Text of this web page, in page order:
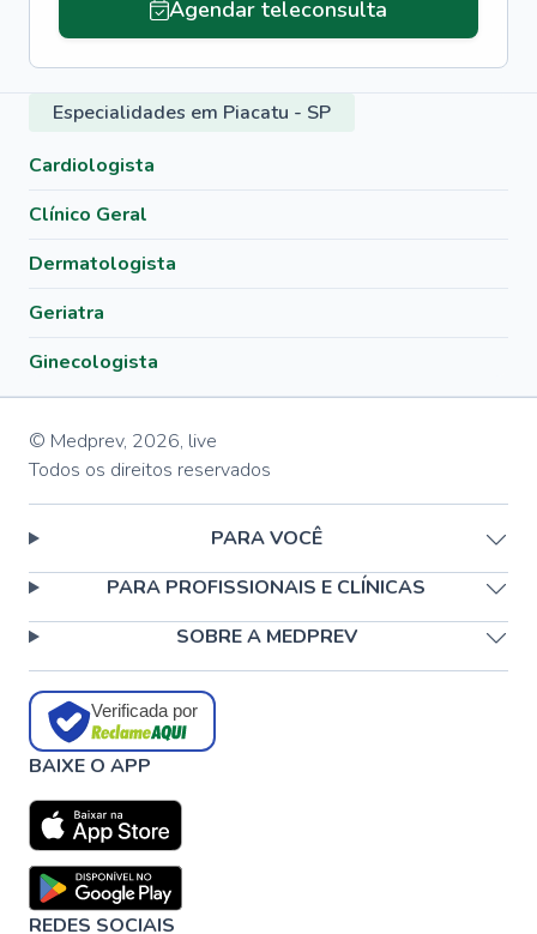
Agendar teleconsulta
Especialidades em Piacatu - SP
Cardiologista
Clínico Geral
Dermatologista
Geriatra
Ginecologista
© Medprev, 2026, live
Todos os direitos reservados
PARA VOCÊ
PARA PROFISSIONAIS E CLÍNICAS
SOBRE A MEDPREV
Verificada por
BAIXE O APP
REDES SOCIAIS